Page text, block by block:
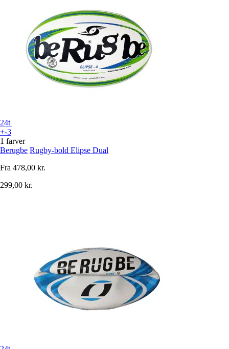
24t
+-3
1 farver
Berugbe Rugby-bold Elipse Dual
Fra 478,00 kr.
299,00 kr.